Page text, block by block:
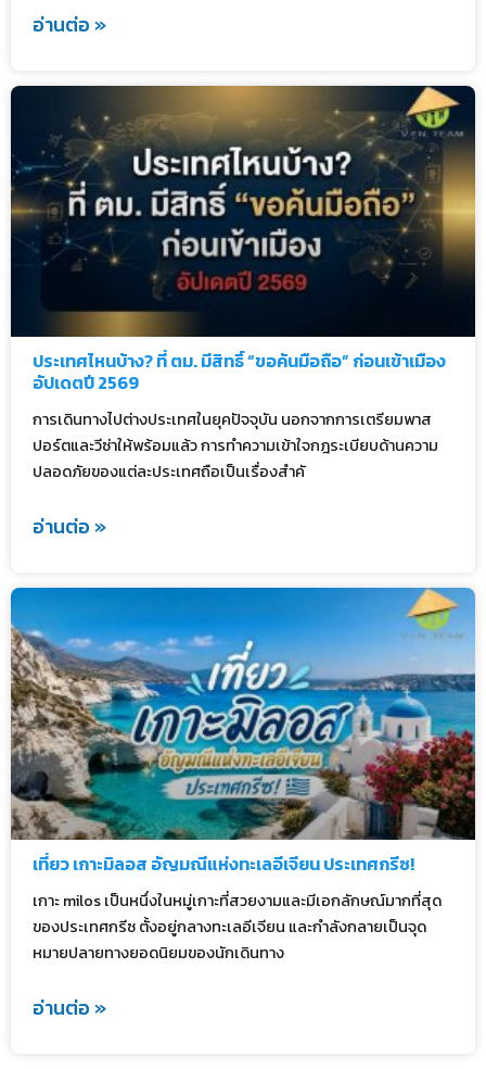
อ่านต่อ »
ประเทศไหนบ้าง? ที่ ตม. มีสิทธิ์ “ขอค้นมือถือ” ก่อนเข้าเมือง
อัปเดตปี 2569
การเดินทางไปต่างประเทศในยุคปัจจุบัน นอกจากการเตรียมพาส
ปอร์ตและวีซ่าให้พร้อมแล้ว การทำความเข้าใจกฎระเบียบด้านความ
ปลอดภัยของแต่ละประเทศถือเป็นเรื่องสำคั
อ่านต่อ »
เที่ยว เกาะมิลอส อัญมณีแห่งทะเลอีเจียน ประเทศกรีซ!
เกาะ milos เป็นหนึ่งในหมู่เกาะที่สวยงามและมีเอกลักษณ์มากที่สุด
ของประเทศกรีซ ตั้งอยู่กลางทะเลอีเจียน และกำลังกลายเป็นจุด
หมายปลายทางยอดนิยมของนักเดินทาง
อ่านต่อ »